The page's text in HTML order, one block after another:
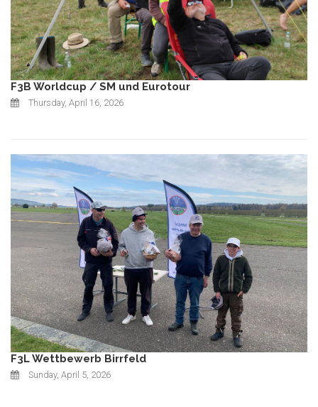
F3B Worldcup / SM und Eurotour
Thursday, April 16, 2026
F3L Wettbewerb Birrfeld
Sunday, April 5, 2026